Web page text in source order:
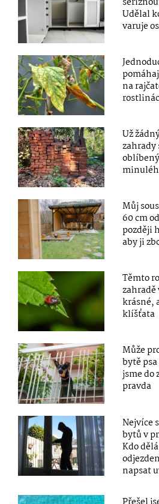
Udělal
varuje
na
Už
zahrady
Můj
60 cm
později
aby ji
Těmto
zahradě
krásné,
klíšťata
Může
bytě
jsme do
pravda
Nejvíce
bytů v
Kdo
napsat